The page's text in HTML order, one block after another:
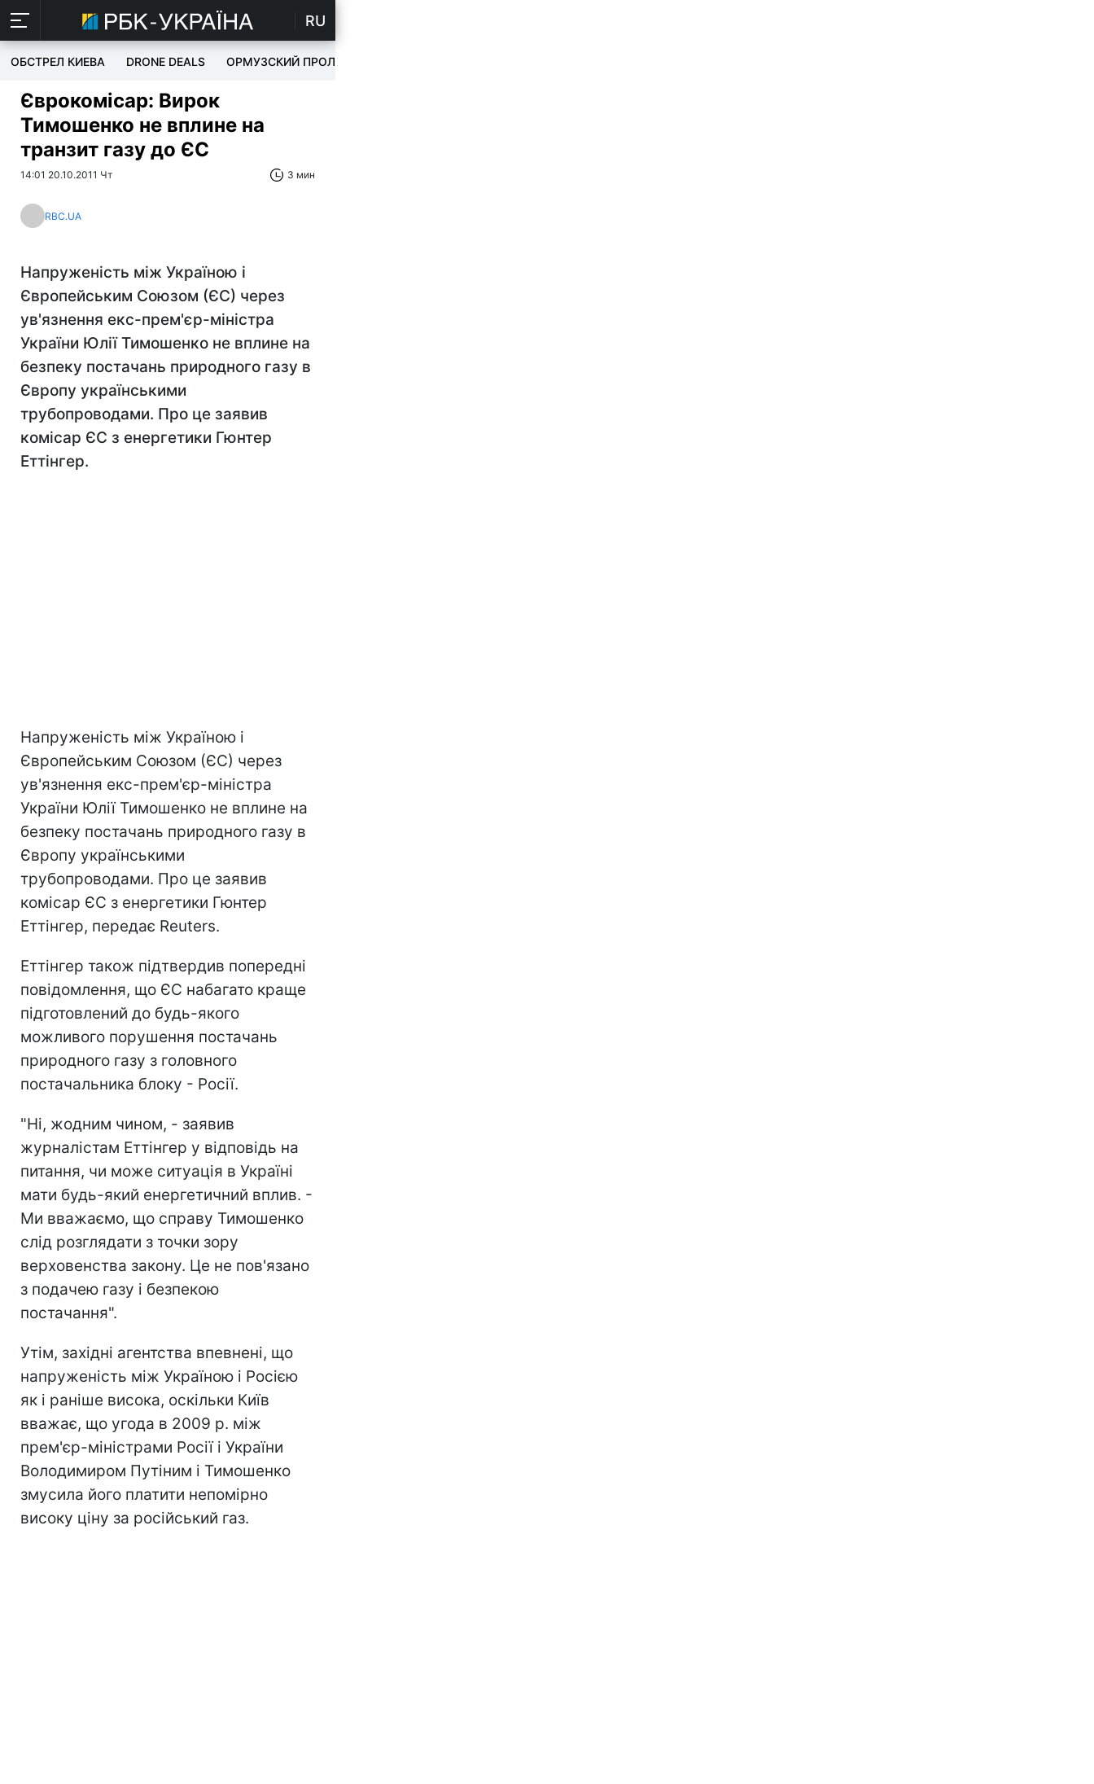
RU
ОБСТРЕЛ КИЕВА DRONE DEALS ОРМУЗСКИЙ ПРОЛИВ
Єврокомісар: Вирок
Тимошенко не вплине на
транзит газу до ЄС
14:01 20.10.2011 Чт 3 мин
RBC.UA
Напруженість між Україною і
Європейським Союзом (ЄС) через
ув'язнення екс-прем'єр-міністра
України Юлії Тимошенко не вплине на
безпеку постачань природного газу в
Європу українськими
трубопроводами. Про це заявив
комісар ЄС з енергетики Гюнтер
Еттінгер.
Напруженість між Україною і
Європейським Союзом (ЄС) через
ув'язнення екс-прем'єр-міністра
України Юлії Тимошенко не вплине на
безпеку постачань природного газу в
Європу українськими
трубопроводами. Про це заявив
комісар ЄС з енергетики Гюнтер
Еттінгер, передає Reuters.
Еттінгер також підтвердив попередні
повідомлення, що ЄС набагато краще
підготовлений до будь-якого
можливого порушення постачань
природного газу з головного
постачальника блоку - Росії.
"Ні, жодним чином, - заявив
журналістам Еттінгер у відповідь на
питання, чи може ситуація в Україні
мати будь-який енергетичний вплив. -
Ми вважаємо, що справу Тимошенко
слід розглядати з точки зору
верховенства закону. Це не пов'язано
з подачею газу і безпекою
постачання".
Утім, західні агентства впевнені, що
напруженість між Україною і Росією
як і раніше висока, оскільки Київ
вважає, що угода в 2009 р. між
прем'єр-міністрами Росії і України
Володимиром Путіним і Тимошенко
змусила його платити непомірно
високу ціну за російський газ.